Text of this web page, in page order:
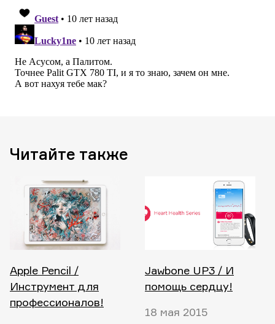
Читайте также
Apple Pencil /
Инструмент для
профессионалов!
Jawbone UP3 / И
помощь сердцу!
18 мая 2015